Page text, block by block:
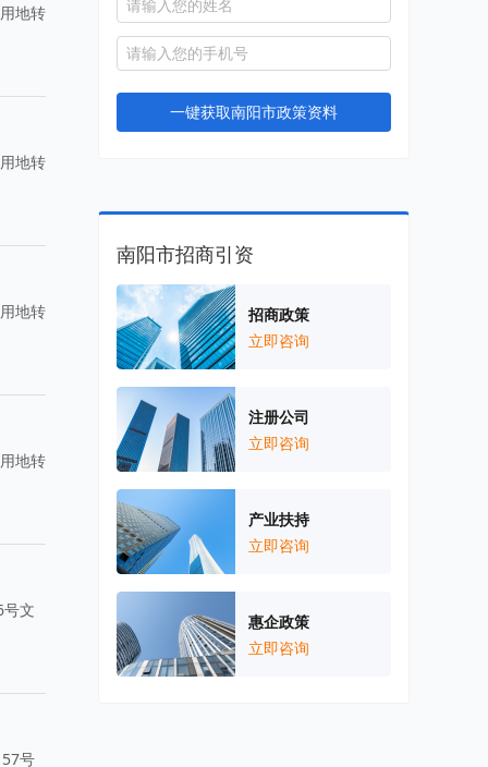
地转
地转
地转
地转
文
号
一键获取南阳市政策资料
南阳市招商引资
招商政策
立即咨询
注册公司
立即咨询
产业扶持
立即咨询
惠企政策
立即咨询